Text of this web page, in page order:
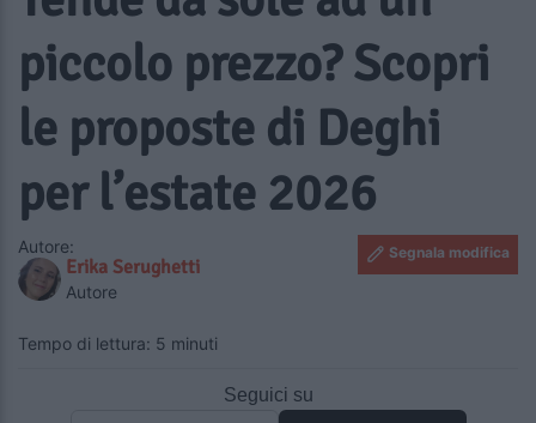
piccolo prezzo? Scopri
le proposte di Deghi
per l’estate 2026
Autore:
Erika Serughetti
Autore
Segnala modifica
Tempo di lettura: 5 minuti
Seguici su